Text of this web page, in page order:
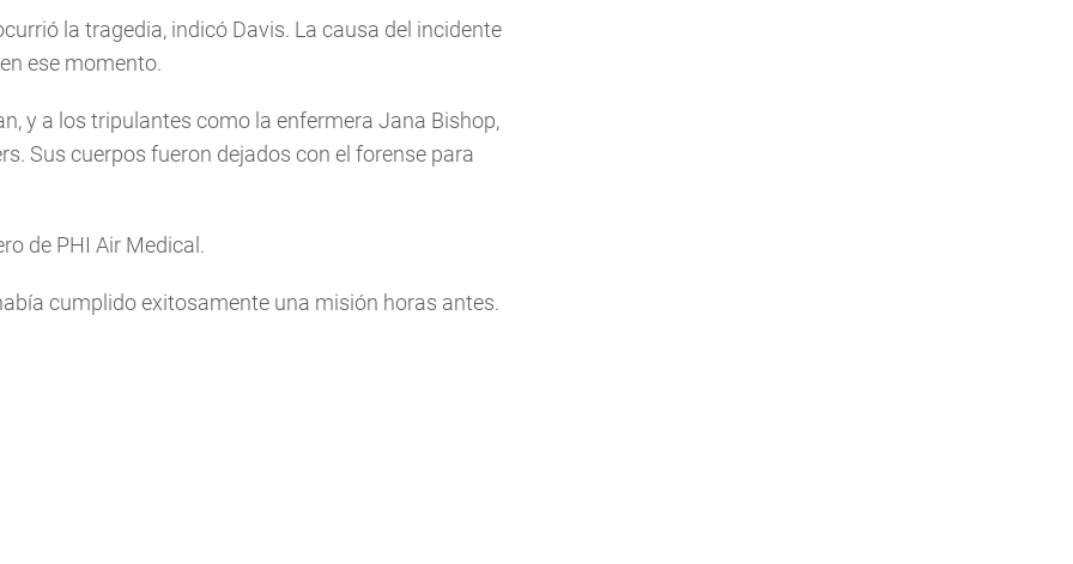
la tragedia, indicó Davis. La causa del incidente
ese momento.
y a los tripulantes como la enfermera Jana Bishop,
Sus cuerpos fueron dejados con el forense para
de PHI Air Medical.
cumplido exitosamente una misión horas antes.